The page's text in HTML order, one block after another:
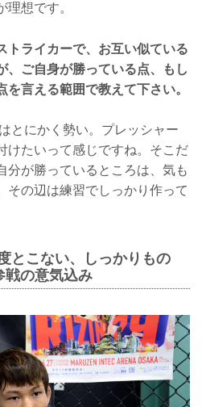
理想です。
トライカーで、お互い似ている
、ご自身が勝っている点、もし
を言える範囲で教えて下さい。
とにかく勢い。プレッシャー
けたいって感じですね。そこだ
分が勝っているところは、気も
その辺は練習でしっかり作って
とこない、しっかりもの
戦の意気込み